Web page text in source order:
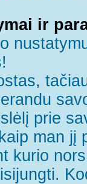
ir
prie
man jį
kurio